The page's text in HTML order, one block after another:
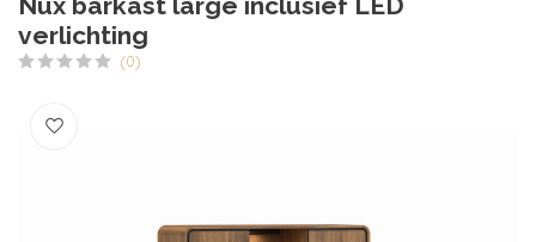
verlichting
(0)